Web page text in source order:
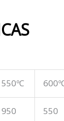
550ºC
950 550